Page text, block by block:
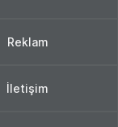
Reklam
İletişim